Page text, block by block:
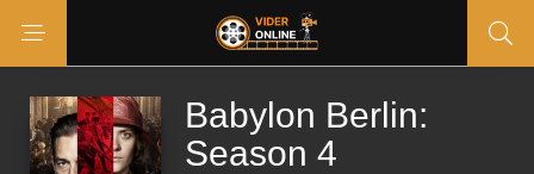
Babylon Berlin:
Season 4